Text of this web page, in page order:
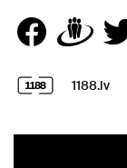
1188.lv